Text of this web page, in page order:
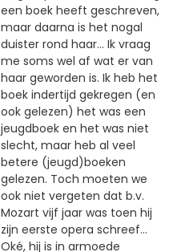
een boek heeft geschreven,
maar daarna is het nogal
duister rond haar... Ik vraag
me soms wel af wat er van
haar geworden is. Ik heb het
boek indertijd gekregen (en
ook gelezen) het was een
jeugdboek en het was niet
slecht, maar heb al veel
betere (jeugd)boeken
gelezen. Toch moeten we
ook niet vergeten dat b.v.
Mozart vijf jaar was toen hij
zijn eerste opera schreef...
Oké, hij is in armoede